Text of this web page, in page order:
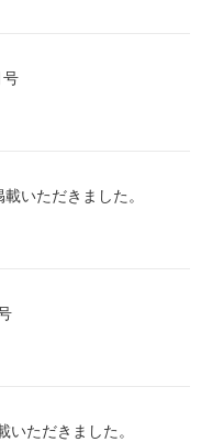
号
いただきました。
いただきました。